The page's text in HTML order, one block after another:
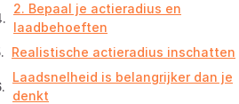
2. Bepaal je actieradius en
laadbehoeften
Realistische actieradius inschatten
Laadsnelheid is belangrijker dan je
denkt